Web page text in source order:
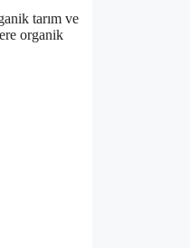
tarım ve
organik